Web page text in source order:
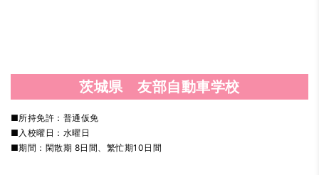
茨城県 友部自動車学校
■所持免許：普通仮免
■入校曜日：水曜日
■期間：閑散期 8日間、繁忙期10日間